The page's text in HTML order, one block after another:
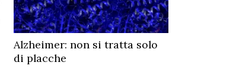
Alzheimer: non si tratta solo
di placche